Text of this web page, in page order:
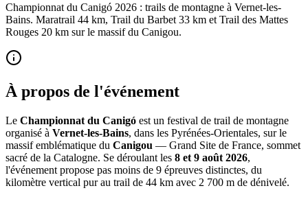
Championnat du Canigó 2026 : trails de montagne à Vernet-les-
Bains. Maratrail 44 km, Trail du Barbet 33 km et Trail des Mattes
Rouges 20 km sur le massif du Canigou.
À propos de l'événement
Le Championnat du Canigó est un festival de trail de montagne
organisé à Vernet-les-Bains, dans les Pyrénées-Orientales, sur le
massif emblématique du Canigou — Grand Site de France, sommet
sacré de la Catalogne. Se déroulant les 8 et 9 août 2026,
l'événement propose pas moins de 9 épreuves distinctes, du
kilomètre vertical pur au trail de 44 km avec 2 700 m de dénivelé.